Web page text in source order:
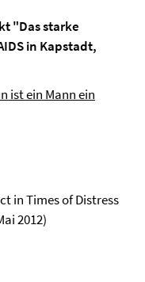
"Das starke
in Kapstadt,
ist ein Mann ein
in Times of Distress
2012)